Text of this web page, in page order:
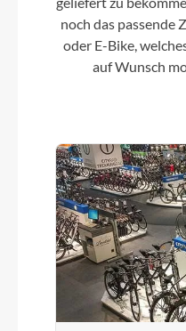
noch das passende
oder E-Bike,
auf Wunsch